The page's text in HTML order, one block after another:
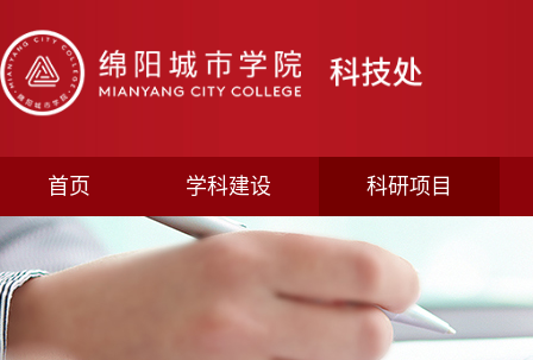
首页 学科建设 科研项目